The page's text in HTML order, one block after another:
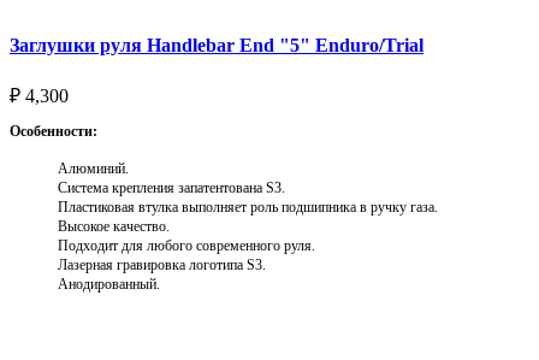
Заглушки руля Handlebar End "5" Enduro/Trial
₽ 4,300
Особенности:
Алюминий.
Система крепления запатентована S3.
Пластиковая втулка выполняет роль подшипника в ручку газа.
Высокое качество.
Подходит для любого современного руля.
Лазерная гравировка логотипа S3.
Анодированный.